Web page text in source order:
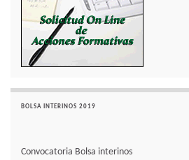
BOLSA INTERINOS 2019
Convocatoria Bolsa interinos